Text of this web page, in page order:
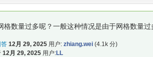
格数量过多呢？一般这种情况是由于网格数量
12月 29, 2025 用户: zhiang.wei (4.1k 分)
12月 29, 2025 用户:LL